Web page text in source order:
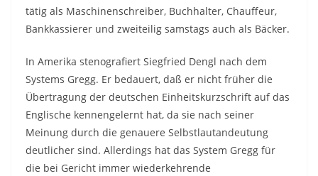
tätig als Maschinenschreiber, Buchhalter, Chauffeur,
Bankkassierer und zweiteilig samstags auch als Bäcker.
In Amerika stenografiert Siegfried Dengl nach dem
Systems Gregg. Er bedauert, daß er nicht früher die
Übertragung der deutschen Einheitskurzschrift auf das
Englische kennengelernt hat, da sie nach seiner
Meinung durch die genauere Selbstlautandeutung
deutlicher sind. Allerdings hat das System Gregg für
die bei Gericht immer wiederkehrende